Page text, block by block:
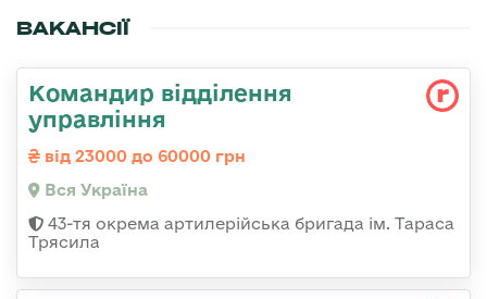
ВАКАНСІЇ
Командир відділення
управління
від 23000 до 60000 грн
Вся Україна
43-тя окрема артилерійська бригада ім. Тараса
Трясила